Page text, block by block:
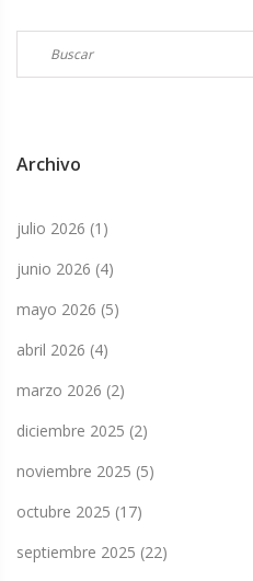
Archivo
julio 2026 (1)
junio 2026 (4)
mayo 2026 (5)
abril 2026 (4)
marzo 2026 (2)
diciembre 2025 (2)
noviembre 2025 (5)
octubre 2025 (17)
septiembre 2025 (22)